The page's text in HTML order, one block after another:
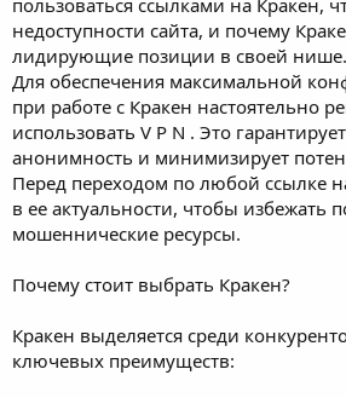
пользоваться ссылками на Кракeн,
недоступности сайта, и почему
лидирующие позиции в своей нише.
Для обеспечения максимальной
при работе с Кракeн настоятельно
использовать V P N . Это
анонимность и минимизирует
Перед переходом по любой ссылке
в ее актуальности, чтобы избежать
мошеннические ресурсы.
Почему стоит выбрать Кракeн?
Кракeн выделяется среди
ключевых преимуществ: